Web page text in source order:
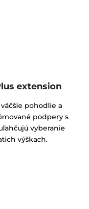
extension
pohodlie a
podpery s
vyberanie
výškach.